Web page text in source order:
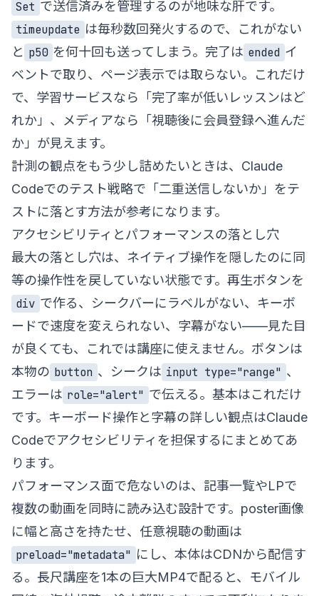
Set で送信済みを管理するのが地味な肝です。
timeupdate は毎秒数回発火するので、これがない
と p50 を何十回も送ってしまう。完了は ended イ
ベントで取り、ページ表示では取らない。これだけ
で、学習サービスなら「完了率が低いレッスンはど
れか」、メディアなら「視聴後に会員登録へ進んだ
か」が見えます。
計測の観点をもう少し詰めたいときは、 Claude
Codeでのテスト戦略で「二重送信しないか」をテ
ストに落とす方法が参考になります。
アクセシビリティとパフォーマンスの落とし穴
最大の落とし穴は、ネイティブ操作を隠したのに同
等の操作性を戻していない状態です。再生ボタンを
div で作る、シークバーにラベルがない、キーボ
ードで速度を変えられない、字幕がない——見た目
が良くても、これでは講座に使えません。ボタンは
本物の button 、シークは input type="range" 、
エラーは role="alert" で伝える。基本はこれだけ
です。キーボード操作と字幕の詳しい観点はClaude
Codeでアクセシビリティを担保する にまとめてあ
ります。
パフォーマンス面で危ないのは、記事一覧やLPで
複数の動画を同時に読み込む設計です。poster画像
に幅と高さを持たせ、任意視聴の動画は
preload="metadata" にし、本体はCDNから配信す
る。長尺講座を1本の巨大MP4で配ると、モバイル